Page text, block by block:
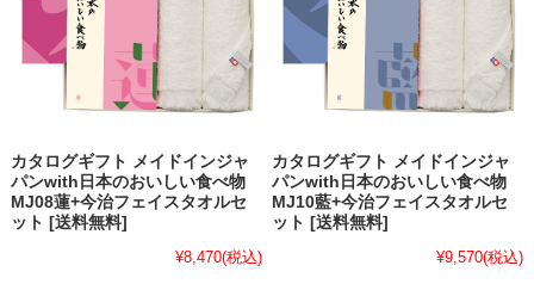
カタログギフト メイドインジャ
パンwith日本のおいしい食べ物
MJ08蓮+今治フェイスタオルセ
ット [送料無料]
¥8,470(税込)
カタログギフト メイドインジャ
パンwith日本のおいしい食べ物
MJ10藍+今治フェイスタオルセ
ット [送料無料]
¥9,570(税込)